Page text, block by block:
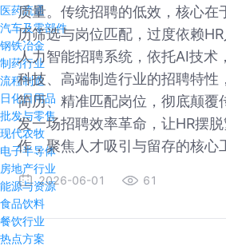
医药流通
汽车及零部件
钢铁冶金
制药行业
流程制造
日化日用品
批发与零售
现代农牧
电子半导体
房地产行业
能源与资源
食品饮料
餐饮行业
热点方案
质量。传统招聘的低效，核心在
历筛选与岗位匹配，过度依赖
人力智能招聘系统，依托AI技术
科技、高端制造行业的招聘特性
简历、精准匹配岗位，彻底颠覆
发一场招聘效率革命，让HR摆
作，聚焦人才吸引与留存的核心
2026-06-01 61